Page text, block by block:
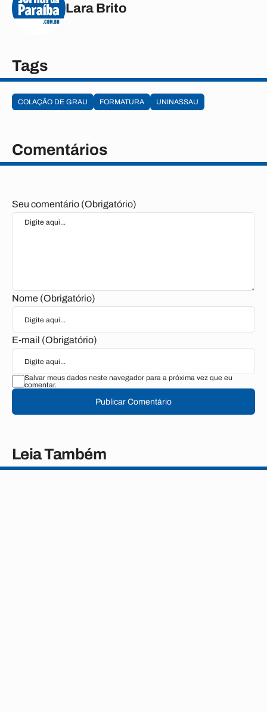
Lara Brito
Tags
COLAÇÃO DE GRAU FORMATURA UNINASSAU
Comentários
Seu comentário (Obrigatório)
Nome (Obrigatório)
E-mail (Obrigatório)
Salvar meus dados neste navegador para a próxima vez que eu
comentar.
Publicar Comentário
Leia Também